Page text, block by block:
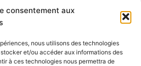
consentement aux
nous utilisons des technologies
et/ou accéder aux informations des
à ces technologies nous permettra de